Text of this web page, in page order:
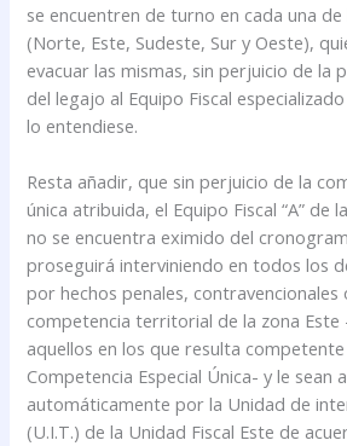
se encuentren de turno en cada una de
(Norte, Este, Sudeste, Sur y Oeste),
evacuar las mismas, sin perjuicio de la
del legajo al Equipo Fiscal
lo entendiese.
Resta añadir, que sin perjuicio de la
única atribuida, el Equipo Fiscal “A” de
no se encuentra eximido del
proseguirá interviniendo en todos los
por hechos penales, contravencionales
competencia territorial de la zona Este
aquellos en los que resulta
Competencia Especial Única- y le sean
automáticamente por la Unidad de
(U.I.T.) de la Unidad Fiscal Este de